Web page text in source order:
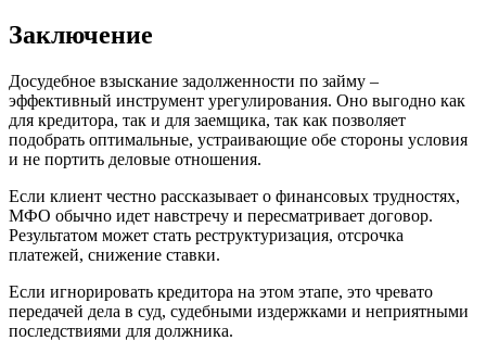
Заключение
Досудебное взыскание задолженности по займу –
эффективный инструмент урегулирования. Оно выгодно как
для кредитора, так и для заемщика, так как позволяет
подобрать оптимальные, устраивающие обе стороны условия
и не портить деловые отношения.
Если клиент честно рассказывает о финансовых трудностях,
МФО обычно идет навстречу и пересматривает договор.
Результатом может стать реструктуризация, отсрочка
платежей, снижение ставки.
Если игнорировать кредитора на этом этапе, это чревато
передачей дела в суд, судебными издержками и неприятными
последствиями для должника.